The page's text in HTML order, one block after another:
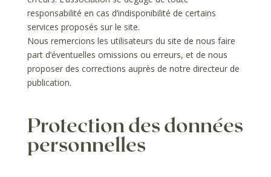
responsabilité en cas d’indisponibilité de certains
services proposés sur le site.
Nous remercions les utilisateurs du site de nous faire
part d’éventuelles omissions ou erreurs, et de nous
proposer des corrections auprès de notre directeur de
publication.
Protection des données
personnelles